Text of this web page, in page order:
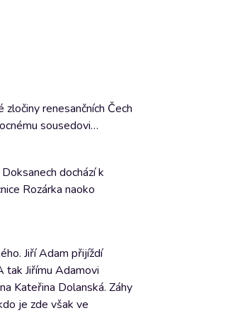
renesančních Čech
sousedovi…
dochází k
Rozárka naoko
Jiří Adam přijíždí
tak Jiřímu Adamovi
Kateřina Dolanská. Záhy
je zde však ve